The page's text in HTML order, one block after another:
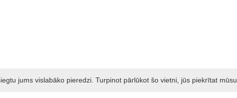
jums vislabāko pieredzi. Turpinot pārlūkot šo vietni, jūs piekrītat mūsu